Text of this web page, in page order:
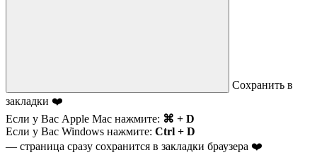
Сохранить в
закладки ❤️
Если у Вас Apple Mac нажмите: ⌘ + D
Если у Вас Windows нажмите: Ctrl + D
— страница сразу сохранится в закладки браузера ❤️